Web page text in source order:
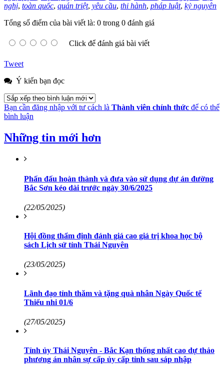
nghị, toàn quốc, quán triệt, yêu cầu, thi hành, pháp luật, kỷ nguyên
Tổng số điểm của bài viết là: 0 trong 0 đánh giá
Click để đánh giá bài viết
Tweet
Ý kiến bạn đọc
Bạn cần đăng nhập với tư cách là Thành viên chính thức để có thể
bình luận
Những tin mới hơn
Phấn đấu hoàn thành và đưa vào sử dụng dự án đường
Bắc Sơn kéo dài trước ngày 30/6/2025
(22/05/2025)
Hội đồng thẩm định đánh giá cao giá trị khoa học bộ
sách Lịch sử tỉnh Thái Nguyên
(23/05/2025)
Lãnh đạo tỉnh thăm và tặng quà nhân Ngày Quốc tế
Thiếu nhi 01/6
(27/05/2025)
Tỉnh ủy Thái Nguyên - Bắc Kạn thống nhất cao dự thảo
phương án nhân sự cấp ủy cấp tỉnh sau sáp nhập